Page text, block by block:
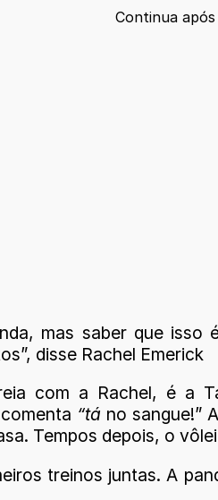
Continua
mas saber que
disse Rachel Emerick
com a Rachel, é a
“tá no sangue!”
Tempos depois, o
treinos juntas. A